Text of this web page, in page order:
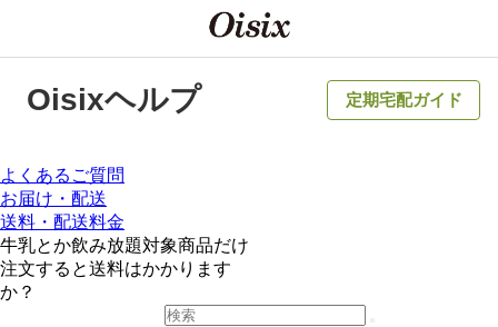
Oisixヘルプ 定期宅配ガイド
よくあるご質問
お届け・配送
送料・配送料金
牛乳とか飲み放題対象商品だけ
注文すると送料はかかります
か？